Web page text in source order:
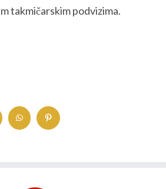
takmičarskim podvizima.
whatsapp pinterest